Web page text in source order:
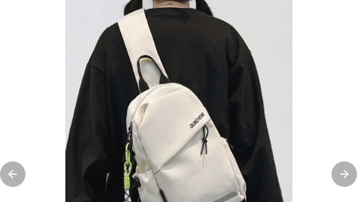
Previous slide